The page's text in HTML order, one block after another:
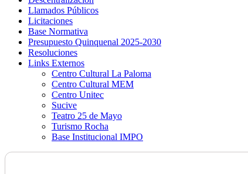
Llamados Públicos
Licitaciones
Base Normativa
Presupuesto Quinquenal 2025-2030
Resoluciones
Links Externos
Centro Cultural La Paloma
Centro Cultural MEM
Centro Unitec
Sucive
Teatro 25 de Mayo
Turismo Rocha
Base Institucional IMPO